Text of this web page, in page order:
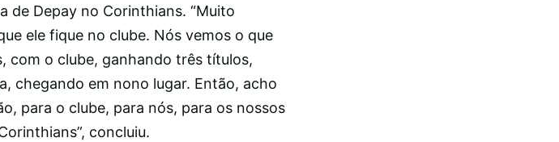
de Depay no Corinthians. “Muito
ele fique no clube. Nós vemos o que
com o clube, ganhando três títulos,
chegando em nono lugar. Então, acho
para o clube, para nós, para os nossos
concluiu.